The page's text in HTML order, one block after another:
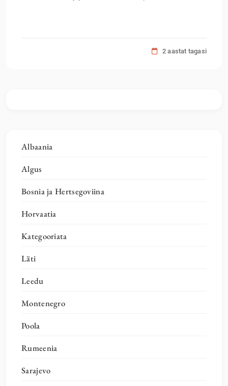
2 aastat tagasi
Albaania
Algus
Bosnia ja Hertsegoviina
Horvaatia
Kategooriata
Läti
Leedu
Montenegro
Poola
Rumeenia
Sarajevo